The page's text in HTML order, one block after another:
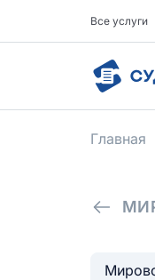
Все услуги
Главная